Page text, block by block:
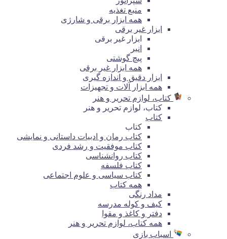
منبع تغذیه
همه ابزار برقی و شارژی
ابزار غیر برقی
ابزار غیر برقی
انبر
پیچ گوشتی
همه ابزار غیر برقی
ابزار دقیق و اندازه گیری
همه ابزار آلات و تجهیزات
کتاب، لوازم تحریر و هنر
کتاب، لوازم تحریر و هنر
کتاب
کتاب
کتاب رمان و ادبیات داستانی و نمایشی
کتاب موفقیت و رشد فردی
کتاب روانشناسی
کتاب فلسفه
کتاب سیاسی و علوم اجتماعی
همه کتاب
مداد رنگی
کیف و کوله مدرسه
دفتر و کاغذ و مقوا
همه کتاب، لوازم تحریر و هنر
اسباب بازی